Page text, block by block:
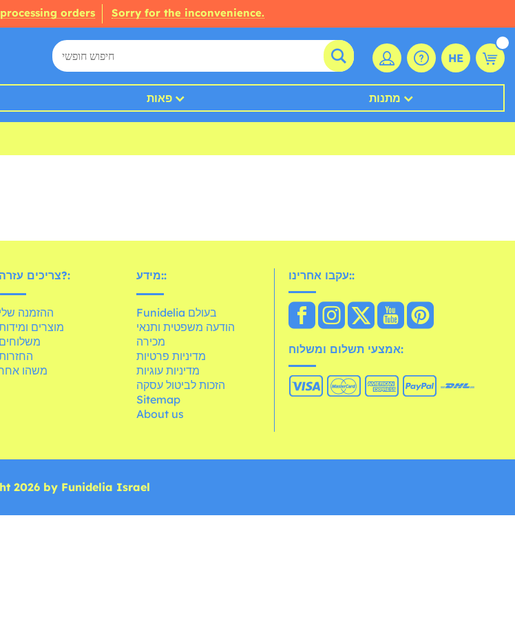
orders Sorry for the inconvenience.
HE
פאות מתנות
צריכים עזרה?:
ההזמנה שלי
מוצרים
משלוחים
משהו
מידע::
Funidelia בעולם
הודעה משפטית ותנאי
מכירה
מדיניות פרטיות
מדיניות עוגיות
הזכות לביטול עסקה
Sitemap
About us
עקבו אחרינו::
אמצעי תשלום ומשלוח:
2026 by Funidelia Israel